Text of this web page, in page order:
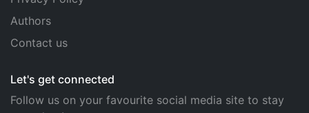
Authors
Contact us
Let's get connected
Follow us on your favourite social media site to stay